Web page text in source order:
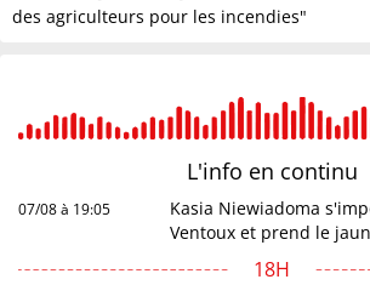
des agriculteurs pour les incendies"
L'info en continu
07/08 à 19:05
Kasia Niewiadoma
Ventoux et prend le
18H